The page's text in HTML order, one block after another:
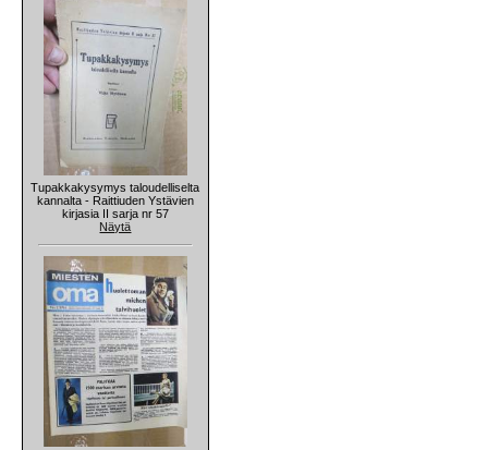
Tupakkakysymys taloudelliselta
kannalta - Raittiuden Ystävien
kirjasia II sarja nr 57
Näytä